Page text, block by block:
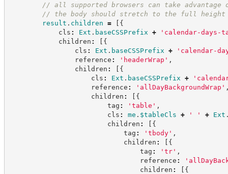
// all supported browsers can take
// the body should stretch to the full
result . children = [ {
cls : Ext . baseCSSPrefix + ' calendar-days-
children : [ {
cls : Ext . baseCSSPrefix + ' calendar-
reference : ' headerWrap ' ,
children : [ {
cls : Ext . baseCSSPrefix + '
reference : ' allDayBackgroundWrap '
children : [ {
tag : ' table ' ,
cls : me . $tableCls + ' ' + Ext
children : [ {
tag : ' tbody' ,
children : [ {
tag : ' tr' ,
reference : '
children : [ {